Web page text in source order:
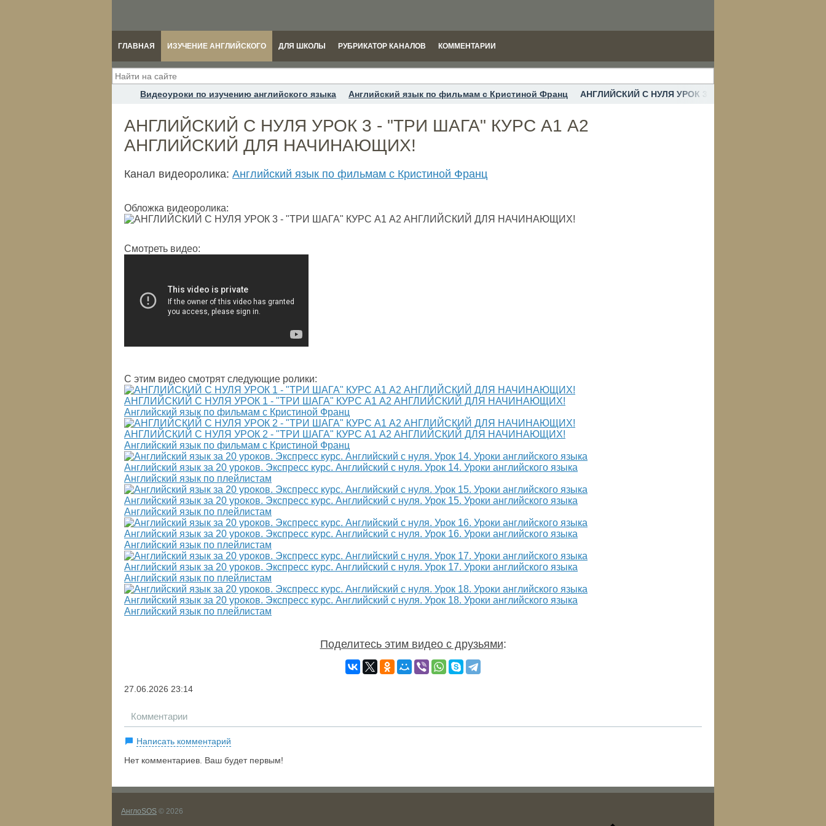
ГЛАВНАЯ ИЗУЧЕНИЕ АНГЛИЙСКОГО ДЛЯ ШКОЛЫ РУБРИКАТОР КАНАЛОВ КОММЕНТАРИИ
Видеоуроки по изучению английского языка Английский язык по фильмам с Кристиной Франц АНГЛИЙСКИЙ С НУЛЯ УРОК 3 - "ТРИ ШАГА" КУРС А1
АНГЛИЙСКИЙ С НУЛЯ УРОК 3 - "ТРИ ШАГА" КУРС А1 А2
АНГЛИЙСКИЙ ДЛЯ НАЧИНАЮЩИХ!
Канал видеоролика: Английский язык по фильмам с Кристиной Франц
Обложка видеоролика:
Смотреть видео:
С этим видео смотрят следующие ролики:
АНГЛИЙСКИЙ С НУЛЯ УРОК 1 - "ТРИ ШАГА" КУРС А1 А2 АНГЛИЙСКИЙ ДЛЯ НАЧИНАЮЩИХ!
Английский язык по фильмам с Кристиной Франц
АНГЛИЙСКИЙ С НУЛЯ УРОК 2 - "ТРИ ШАГА" КУРС А1 А2 АНГЛИЙСКИЙ ДЛЯ НАЧИНАЮЩИХ!
Английский язык по фильмам с Кристиной Франц
Английский язык за 20 уроков. Экспресс курс. Английский с нуля. Урок 14. Уроки английского языка
Английский язык по плейлистам
Английский язык за 20 уроков. Экспресс курс. Английский с нуля. Урок 15. Уроки английского языка
Английский язык по плейлистам
Английский язык за 20 уроков. Экспресс курс. Английский с нуля. Урок 16. Уроки английского языка
Английский язык по плейлистам
Английский язык за 20 уроков. Экспресс курс. Английский с нуля. Урок 17. Уроки английского языка
Английский язык по плейлистам
Английский язык за 20 уроков. Экспресс курс. Английский с нуля. Урок 18. Уроки английского языка
Английский язык по плейлистам
Поделитесь этим видео с друзьями:
27.06.2026 23:14
Комментарии
Написать комментарий
Нет комментариев. Ваш будет первым!
АнглоSOS © 2026